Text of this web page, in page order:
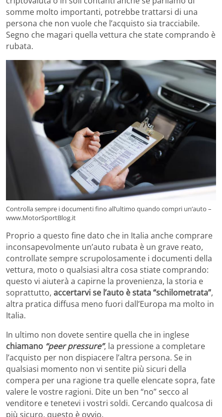
somme molto importanti, potrebbe trattarsi di una
persona che non vuole che l’acquisto sia tracciabile.
Segno che magari quella vettura che state comprando è
rubata.
Controlla sempre i documenti fino all’ultimo quando compri un’auto –
www.MotorSportBlog.it
Proprio a questo fine dato che in Italia anche comprare
inconsapevolmente un’auto rubata è un grave reato,
controllate sempre scrupolosamente i documenti della
vettura, moto o qualsiasi altra cosa stiate comprando:
questo vi aiuterà a capirne la provenienza, la storia e
soprattutto, accertarvi se l’auto è stata “schilometrata”,
altra pratica diffusa meno fuori dall’Europa ma molto in
Italia.
In ultimo non dovete sentire quella che in inglese
chiamano “peer pressure”, la pressione a completare
l’acquisto per non dispiacere l’altra persona. Se in
qualsiasi momento non vi sentite più sicuri della
compera per una ragione tra quelle elencate sopra, fate
valere le vostre ragioni. Dite un ben “no” secco al
venditore e tenetevi i vostri soldi. Cercando qualcosa di
più sicuro, questo è ovvio.